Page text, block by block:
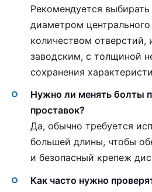
Рекомендуется
диаметром
количеством отверстий,
заводским, с толщиной
сохранения
Нужно ли менять болты
проставок?
Да, обычно требуется
большей длины, чтобы
и безопасный крепеж
Как часто нужно